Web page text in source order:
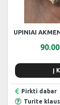
UPINIAI
Į
Pirkti dabar
Turite